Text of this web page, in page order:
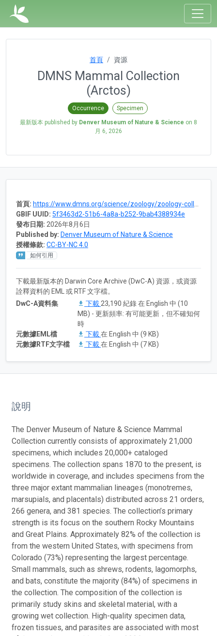
首頁 資源
DMNS Mammal Collection
(Arctos)
Occurrence Specimen
最新版本 published by Denver Museum of Nature & Science on 8
月 6, 2026
首頁: https://www.dmns.org/science/zoology/zoology-collections/mammals/
GBIF UUID: 5f3463d2-51b6-4a8a-b252-9bab4388934e
發布日期: 2026年8月6日
Published by: Denver Museum of Nature & Science
授權條款: CC-BY-NC 4.0
如何引用
下載最新版本的 Darwin Core Archive (DwC-A) 資源，或資源
詮釋資料的 EML 或 RTF 文字檔。
DwC-A資料集
下載 23,190 紀錄 在 English 中 (10
MB) - 更新頻率: 有可能更新，但不確知何
時
元數據EML檔
下載在 English 中 (9 KB)
元數據RTF文字檔
下載在 English 中 (7 KB)
說明
The Denver Museum of Nature & Science Mammal
Collection currently consists of approximately 21,000
specimens, which includes 20,000+ cataloged
specimens. The collection spans 1870 to the present, is
worldwide in coverage, and includes specimens from the
three major extant mammalian lineages (monotremes,
marsupials, and placentals) distributed across 21 orders,
266 genera, and 381 species. The collection’s primary
strength is its focus on the southern Rocky Mountains
and Great Plains. Approximately 82% of the collection is
from the western United States, with specimens from
Colorado (73%) representing the largest percentage.
Small mammals, such as shrews, rodents, lagomorphs,
and bats, constitute the majority (84%) of specimens in
the collection. The composition of the collection is
primarily study skins and skeletal material, with a
growing wet collection. High-quality specimen data,
frozen tissues, and parasites are associated with most